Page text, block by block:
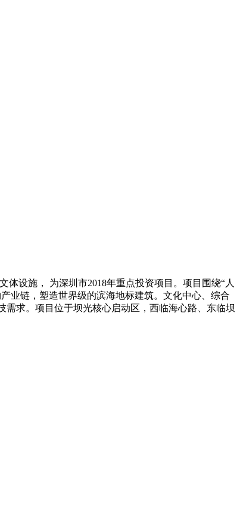
设施， 为深圳市2018年重点投资项目。项目围绕“人
业链，塑造世界级的滨海地标建筑。文化中心、综合
求。项目位于坝光核心启动区，西临海心路、东临坝